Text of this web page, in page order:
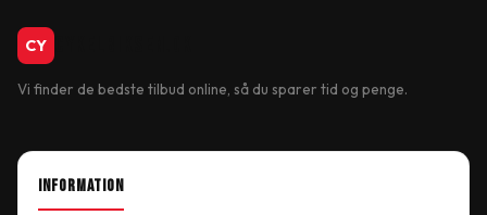
CY
Vi finder de bedste tilbud online, så du sparer tid og penge.
INFORMATION